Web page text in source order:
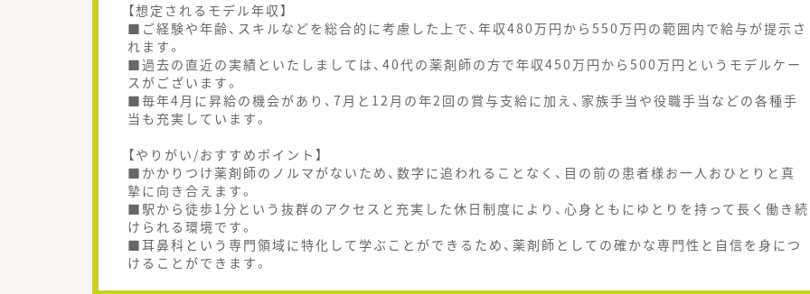
【想定されるモデル年収】
■ご経験や年齢、スキルなどを総合的に考慮した上で、年収480万円から550万円の範囲内で給与が提示さ
れます。
■過去の直近の実績といたしましては、40代の薬剤師の方で年収450万円から500万円というモデルケー
スがございます。
■毎年4月に昇給の機会があり、7月と12月の年2回の賞与支給に加え、家族手当や役職手当などの各種手
当も充実しています。
【やりがい/おすすめポイント】
■かかりつけ薬剤師のノルマがないため、数字に追われることなく、目の前の患者様お一人おひとりと真
摯に向き合えます。
■駅から徒歩1分という抜群のアクセスと充実した休日制度により、心身ともにゆとりを持って長く働き続
けられる環境です。
■耳鼻科という専門領域に特化して学ぶことができるため、薬剤師としての確かな専門性と自信を身につ
けることができます。